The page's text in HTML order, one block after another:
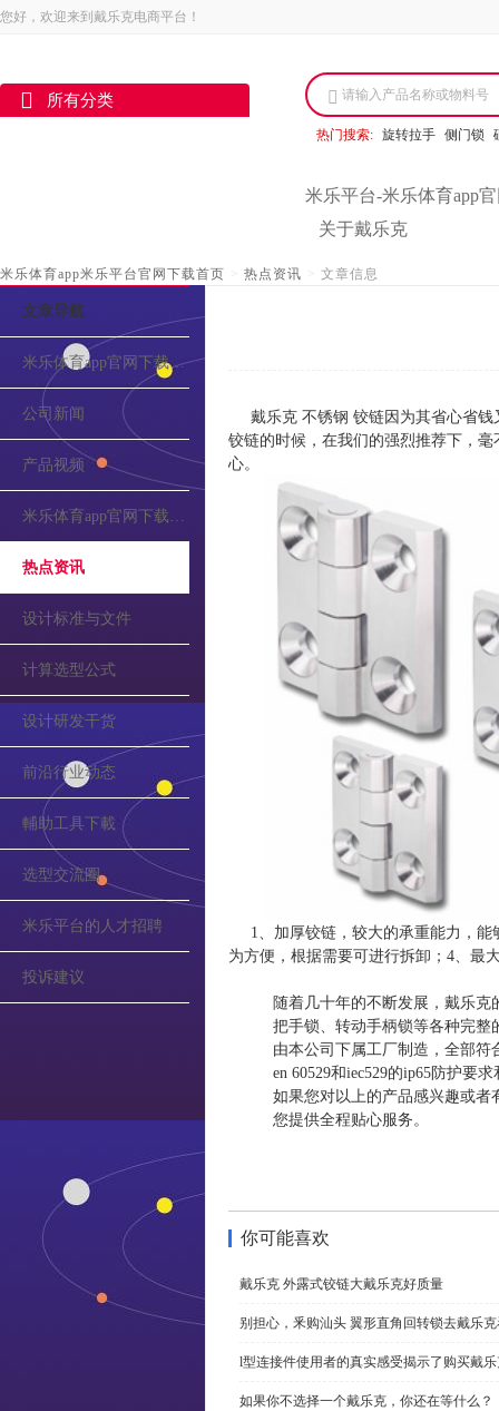
您好，欢迎来到戴乐克电商平台！
所有分类 请输入产品名称或物料号
热门搜索: 旋转拉手 侧门锁
米乐平台-米乐体育app
关于戴乐克
米乐体育app米乐平台官网下载首页 > 热点资讯 > 文章信息
文章导航
米乐体育app官网下载的介绍
公司新闻
产品视频
米乐体育app官网下载的公告
热点资讯
设计标准与文件
计算选型公式
设计研发干货
前沿行业动态
輔助工具下載
选型交流圈
米乐平台的人才招聘
投诉建议
戴乐克 不锈钢 铰链因为其省心省
铰链的时候，在我们的强烈推荐下，
心。
1、加厚铰链，较大的承重能力，
为方便，根据需要可进行拆卸；4、最
随着几十年的不断发展，戴乐
把手锁、转动手柄锁等各种完整
由本公司下属工厂制造，全部符
en 60529和iec529的ip65防护要
如果您对以上的产品感兴趣或者
您提供全程贴心服务。
你可能喜欢
戴乐克 外露式铰链大戴乐克好质量
别担心，釆购汕头 翼形直角回转锁去戴乐
l型连接件使用者的真实感受揭示了购买戴
如果你不选择一个戴乐克，你还在等什么？